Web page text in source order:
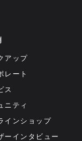
アップ
レート
ス
ニティ
インショップ
ーインタビュー